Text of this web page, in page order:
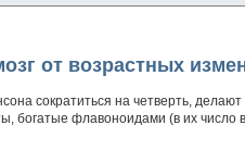
от возрастных
сократиться на четверть,
богатые флавоноидами (в их число